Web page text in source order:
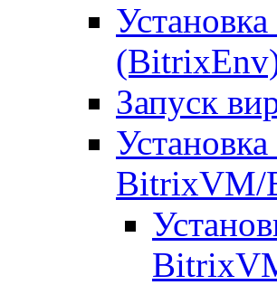
Запуск
BitrixVM/